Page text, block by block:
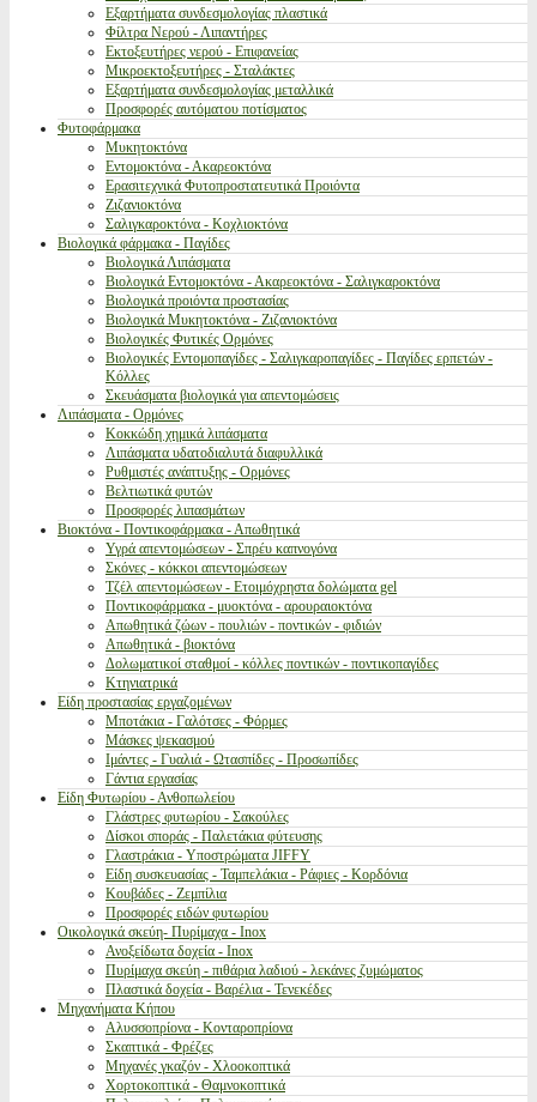
Εξαρτήματα συνδεσμολογίας πλαστικά
Φίλτρα Νερού - Λιπαντήρες
Εκτοξευτήρες νερού - Επιφανείας
Μικροεκτοξευτήρες - Σταλάκτες
Εξαρτήματα συνδεσμολογίας μεταλλικά
Προσφορές αυτόματου ποτίσματος
Φυτοφάρμακα
Μυκητοκτόνα
Εντομοκτόνα - Ακαρεοκτόνα
Ερασιτεχνικά Φυτοπροστατευτικά Προιόντα
Ζιζανιοκτόνα
Σαλιγκαροκτόνα - Κοχλιοκτόνα
Βιολογικά φάρμακα - Παγίδες
Βιολογικά Λιπάσματα
Βιολογικά Εντομοκτόνα - Ακαρεοκτόνα - Σαλιγκαροκτόνα
Βιολογικά προιόντα προστασίας
Βιολογικά Μυκητοκτόνα - Ζιζανιοκτόνα
Βιολογικές Φυτικές Ορμόνες
Βιολογικές Εντομοπαγίδες - Σαλιγκαροπαγίδες - Παγίδες ερπετών -
Κόλλες
Σκευάσματα βιολογικά για απεντομώσεις
Λιπάσματα - Ορμόνες
Κοκκώδη χημικά λιπάσματα
Λιπάσματα υδατοδιαλυτά διαφυλλικά
Ρυθμιστές ανάπτυξης - Ορμόνες
Βελτιωτικά φυτών
Προσφορές λιπασμάτων
Βιοκτόνα - Ποντικοφάρμακα - Απωθητικά
Υγρά απεντομώσεων - Σπρέυ καπνογόνα
Σκόνες - κόκκοι απεντομώσεων
Τζέλ απεντομώσεων - Ετοιμόχρηστα δολώματα gel
Ποντικοφάρμακα - μυοκτόνα - αρουραιοκτόνα
Απωθητικά ζώων - πουλιών - ποντικών - φιδιών
Απωθητικά - βιοκτόνα
Δολωματικοί σταθμοί - κόλλες ποντικών - ποντικοπαγίδες
Κτηνιατρικά
Είδη προστασίας εργαζομένων
Μποτάκια - Γαλότσες - Φόρμες
Μάσκες ψεκασμού
Ιμάντες - Γυαλιά - Ωτασπίδες - Προσωπίδες
Γάντια εργασίας
Είδη Φυτωρίου - Ανθοπωλείου
Γλάστρες φυτωρίου - Σακούλες
Δίσκοι σποράς - Παλετάκια φύτευσης
Γλαστράκια - Υποστρώματα JIFFY
Είδη συσκευασίας - Ταμπελάκια - Ράφιες - Κορδόνια
Κουβάδες - Ζεμπίλια
Προσφορές ειδών φυτωρίου
Οικολογικά σκεύη- Πυρίμαχα - Inox
Ανοξείδωτα δοχεία - Inox
Πυρίμαχα σκεύη - πιθάρια λαδιού - λεκάνες ζυμώματος
Πλαστικά δοχεία - Βαρέλια - Τενεκέδες
Μηχανήματα Κήπου
Αλυσσοπρίονα - Κονταροπρίονα
Σκαπτικά - Φρέζες
Μηχανές γκαζόν - Χλοοκοπτικά
Χορτοκοπτικά - Θαμνοκοπτικά